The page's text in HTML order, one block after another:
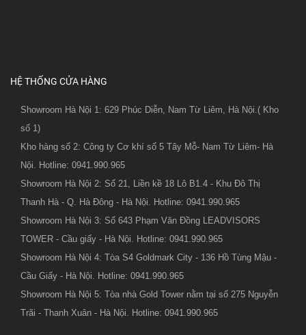
HỆ THỐNG CỬA HÀNG
Showroom Hà Nội 1: 629 Phúc Diễn, Nam Từ Liêm, Hà Nội.( Kho
số 1)
Kho hàng số 2: Công ty Cơ khí số 5 Tây Mỗ- Nam Từ Liêm- Hà
Nội. Hotline: 0941.990.965
Showroom Hà Nội 2: Số 21, Liền kề 18 Lô B1.4 - Khu Đô Thị
Thanh Hà - Q. Hà Đông - Hà Nội. Hotline: 0941.990.965
Showroom Hà Nội 3: Số 643 Phạm Văn Đồng LEADVISORS
TOWER - Cầu giấy - Hà Nội. Hotline: 0941.990.965
Showroom Hà Nội 4: Tòa S4 Goldmark City - 136 Hồ Tùng Mậu -
Cầu Giấy - Hà Nội. Hotline: 0941.990.965
Showroom Hà Nội 5: Tòa nhà Gold Tower nằm tại số 275 Nguyễn
Trãi - Thanh Xuân - Hà Nội. Hotline: 0941.990.965